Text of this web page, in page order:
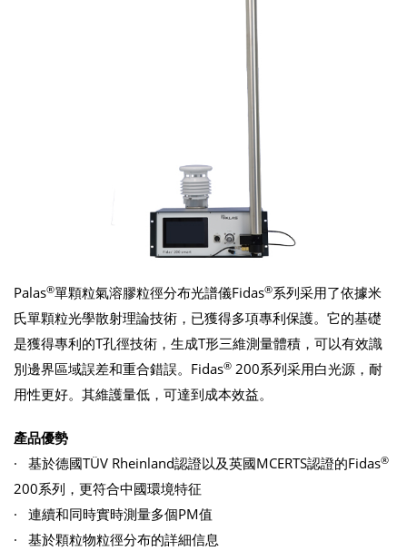
Palas®單顆粒氣溶膠粒徑分布光譜儀Fidas®系列采用了依據米
氏單顆粒光學散射理論技術，已獲得多項專利保護。它的基礎
是獲得專利的T孔徑技術，生成T形三維測量體積，可以有效識
別邊界區域誤差和重合錯誤。Fidas® 200系列采用白光源，耐
用性更好。其維護量低，可達到成本效益。
產品優勢
· 基於德國TÜV Rheinland認證以及英國MCERTS認證的Fidas®
200系列，更符合中國環境特征
· 連續和同時實時測量多個PM值
· 基於顆粒物粒徑分布的詳細信息